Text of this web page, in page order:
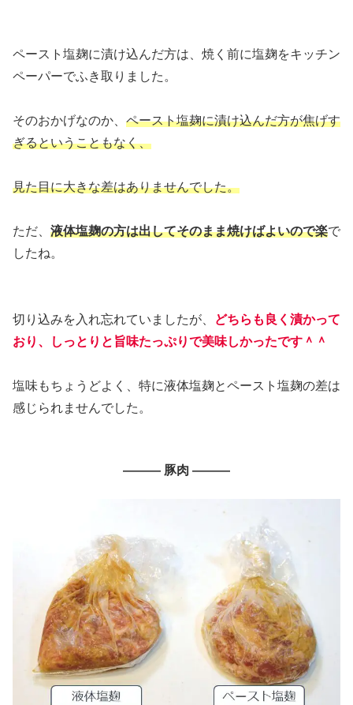
ペースト塩麹に漬け込んだ方は、焼く前に塩麹をキッチン
ペーパーでふき取りました。
そのおかげなのか、 ペースト塩麹に漬け込んだ方が焦げす
ぎるということもなく、
見た目に大きな差はありませんでした。
ただ、 液体塩麹の方は出してそのまま焼けばよいので楽で
したね。
切り込みを入れ忘れていましたが、
どちらも良く漬かって
おり、しっとりと旨味たっぷりで美味しかったです＾＾
塩味もちょうどよく、特に液体塩麹とペースト塩麹の差は
感じられませんでした。
——— 豚肉 ———